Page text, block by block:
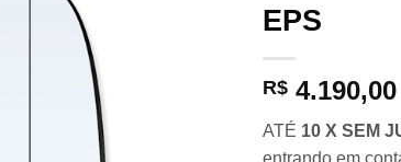
EPS
R$ 4.190,00
ATÉ 10 X SEM
entrando em